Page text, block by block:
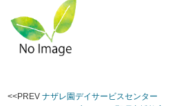
<<PREVナザレ園デイサービスセンター